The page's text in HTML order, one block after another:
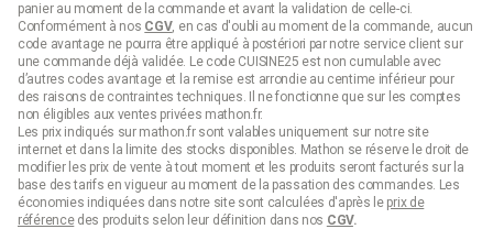
panier au moment de la commande et avant la validation de celle-ci.
Conformément à nos CGV, en cas d'oubli au moment de la commande, aucun
code avantage ne pourra être appliqué à postériori par notre service client sur
une commande déjà validée. Le code CUISINE25 est non cumulable avec
d’autres codes avantage et la remise est arrondie au centime inférieur pour
des raisons de contraintes techniques. Il ne fonctionne que sur les comptes
non éligibles aux ventes privées mathon.fr.
Les prix indiqués sur mathon.fr sont valables uniquement sur notre site
internet et dans la limite des stocks disponibles. Mathon se réserve le droit de
modifier les prix de vente à tout moment et les produits seront facturés sur la
base des tarifs en vigueur au moment de la passation des commandes. Les
économies indiquées dans notre site sont calculées d'après le prix de
référencedes produits selon leur définition dans nos CGV.